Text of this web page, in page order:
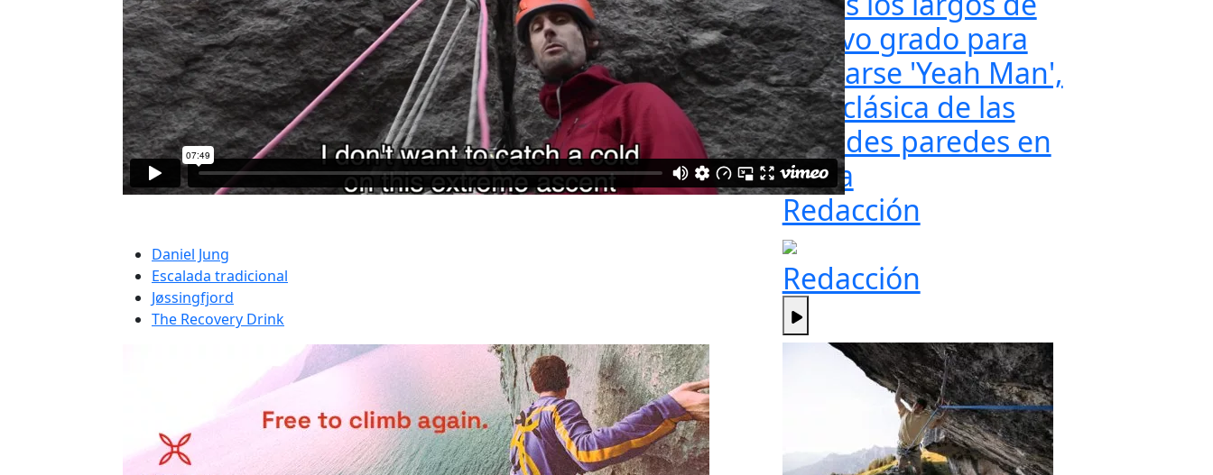
Daniel Jung
Escalada tradicional
Jøssingfjord
The Recovery Drink
octavo grado para
anotarse 'Yeah Man',
una clásica de las
grandes paredes en
Suiza
Redacción
Redacción